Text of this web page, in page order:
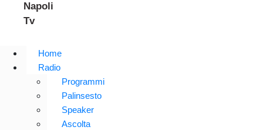
Napoli
Tv
Home
Radio
Programmi
Palinsesto
Speaker
Ascolta